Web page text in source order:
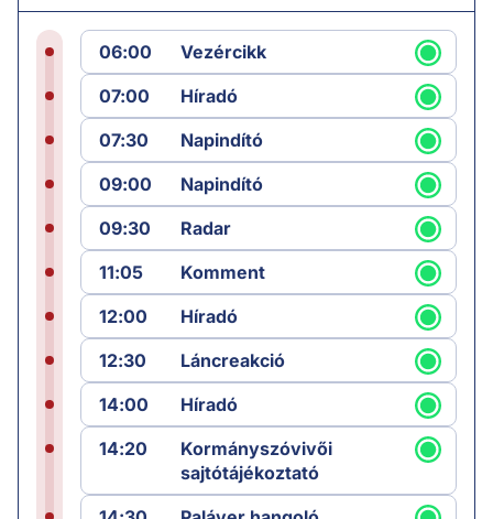
06:00
Vezércikk
07:00
Híradó
07:30
Napindító
09:00
Napindító
09:30
Radar
11:05
Komment
12:00
Híradó
12:30
Láncreakció
14:00
Híradó
14:20
Kormányszóvivői
sajtótájékoztató